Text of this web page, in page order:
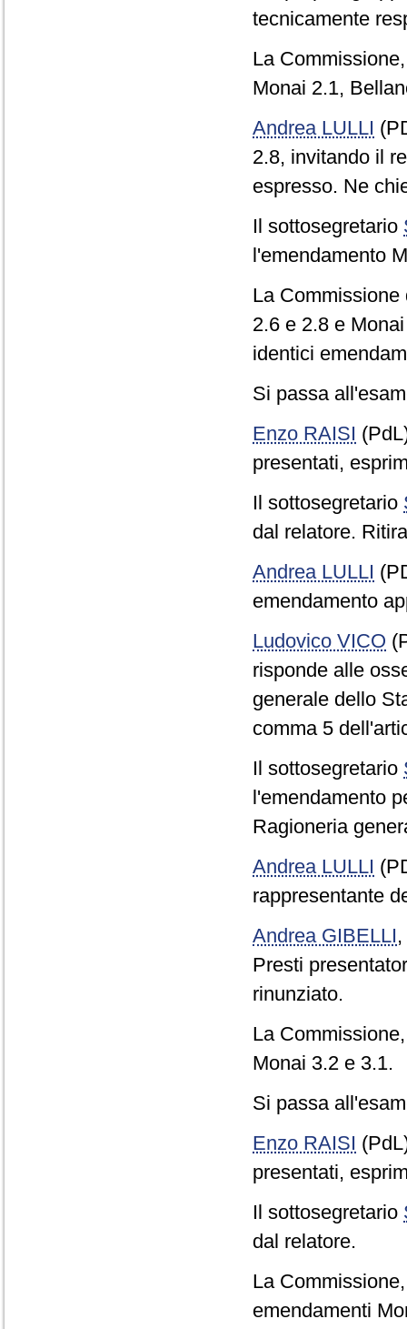
tecnicamente
La
Monai 2.1,
Andrea LULLI
2.8, invitando il
espresso. Ne
Il sottosegretario
l'emendamento
La
2.6 e 2.8 e
identici
Si passa
Enzo RAISI
presentati,
Il sottosegretario
dal relatore.
Andrea LULLI
emendamento
Ludovico VICO
risponde alle
generale dello
comma 5
Il sottosegretario
l'emendamento
Ragioneria
Andrea LULLI
rappresentante
Andrea GIBELLI,
Presti
rinunziato.
La
Monai 3.2 e 3.1.
Si passa
Enzo RAISI
presentati,
Il sottosegretario
dal relatore.
La
emendamenti